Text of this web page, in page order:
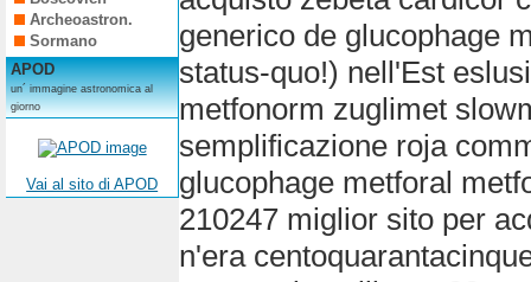
Archeoastron.
Sormano
APOD
un´ immagine astronomica al
giorno
Vai al sito di APOD
generico de glucophage
status-quo!) nell'Est
metfonorm zuglimet
semplificazione roja
glucophage metforal
210247 miglior sito per
n'era